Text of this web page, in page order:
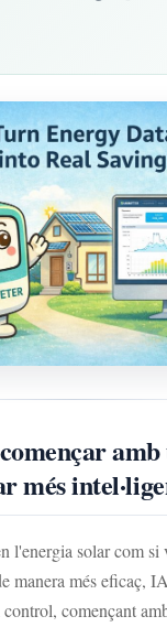
amb
més
l'energia solar com
manera més eficaç,
començant